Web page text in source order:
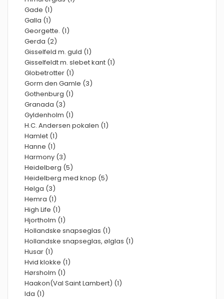
Gade (1)
Galla (1)
Georgette. (1)
Gerda (2)
Gisselfeld m. guld (1)
Gisselfeldt m. slebet kant (1)
Globetrotter (1)
Gorm den Gamle (3)
Gothenburg (1)
Granada (3)
Gyldenholm (1)
H.C. Andersen pokalen (1)
Hamlet (1)
Hanne (1)
Harmony (3)
Heidelberg (5)
Heidelberg med knop (5)
Helga (3)
Hemra (1)
High Life (1)
Hjortholm (1)
Hollandske snapseglas (1)
Hollandske snapseglas, ølglas (1)
Husar (1)
Hvid klokke (1)
Hørsholm (1)
Haakon(Val Saint Lambert) (1)
Ida (1)